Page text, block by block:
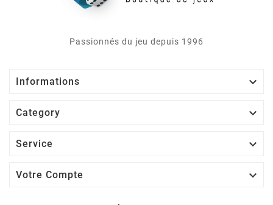
Passionnés du jeu depuis 1996
Informations 
Category 
Service 
Votre Compte 